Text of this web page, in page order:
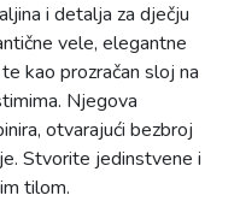
i detalja za dječju
vele, elegantne
kao prozračan sloj na
Njegova
otvarajući bezbroj
Stvorite jedinstvene i
tilom.